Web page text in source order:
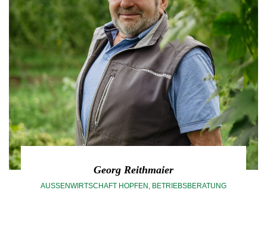
Georg Reithmaier
AUSSENWIRTSCHAFT HOPFEN, BETRIEBSBERATUNG